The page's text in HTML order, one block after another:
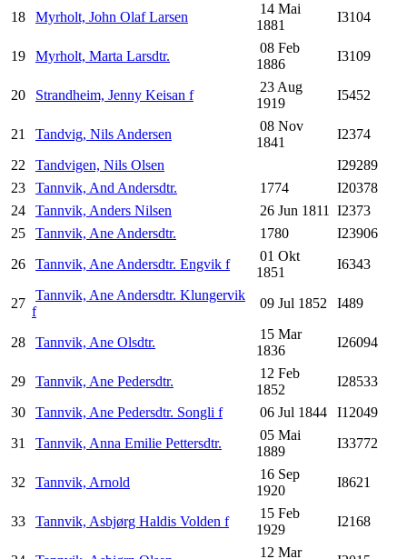
18
Myrholt, John Olaf Larsen
14 Mai
1881
I3104
19 Myrholt, Marta Larsdtr.
08 Feb
1886
I3109
20 Strandheim, Jenny Keisan f
23 Aug
1919
I5452
21 Tandvig, Nils Andersen
08 Nov
1841
I2374
22
Tandvigen, Nils Olsen
I29289
23
Tannvik, And Andersdtr. 1774
I20378
24
Tannvik, Anders Nilsen 26 Jun 1811 I2373
25
Tannvik, Ane Andersdtr. 1780
I23906
26
Tannvik, Ane Andersdtr. Engvik f
01 Okt
1851
I6343
27
Tannvik, Ane Andersdtr. Klungervik
f
09 Jul 1852 I489
28 Tannvik, Ane Olsdtr.
15 Mar
1836
I26094
29 Tannvik, Ane Pedersdtr.
12 Feb
1852
I28533
30
Tannvik, Ane Pedersdtr. Songli f 06 Jul 1844
I12049
31
Tannvik, Anna Emilie Pettersdtr.
05 Mai
1889
I33772
32 Tannvik, Arnold
16 Sep
1920
I8621
33 Tannvik, Asbjørg Haldis Volden f
15 Feb
1929
I2168
12 Mar